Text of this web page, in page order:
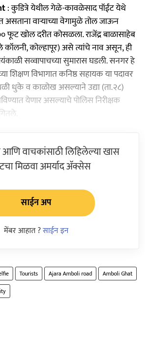
: कुडित्रे येथील गेळे-कावळेसाद पॉईंट येथे
वाऱ्याच्या वेगामुळे तोल जाऊन
फूट खोल दरीत कोसळला. राजेंद्र बाळासाहेब
कोल्हापूर) असे त्यांचे नाव असून, ही
सव्वापाचच्या सुमारास घडली. सनगर हे
शिक्षण विभागात कनिष्ठ सहायक या पदावर
धुके व काळोख असल्याने उद्या (ता.२८)
येणार असल्याचे पोलिस निरीक्षक
वाचकांसाठी लिहिलेल्या खास
मिळवा अमर्याद ॲक्सेस
साईन अप
मेंबर आहात ?साईन इन
Tourists Ajara Amboli road
Amboli Ghat